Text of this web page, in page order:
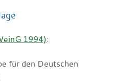
1994):
für den Deutschen